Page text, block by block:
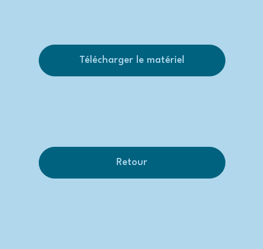
Télécharger le matériel
Retour